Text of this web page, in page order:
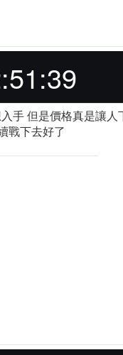
手 但是價格真是讓人
戰下去好了